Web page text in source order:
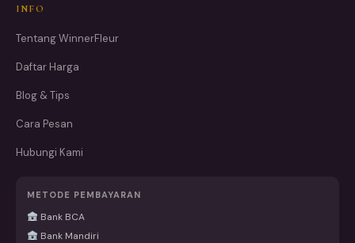
INFO
Tentang WinnerFleur
Daftar Harga
Blog & Tips
Cara Pesan
Hubungi Kami
METODE PEMBAYARAN
Bank BCA
Bank Mandiri